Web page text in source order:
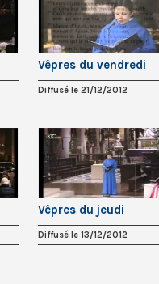
Vêpres du vendredi
Diffusé le 21/12/2012
Vêpres du jeudi
Diffusé le 13/12/2012